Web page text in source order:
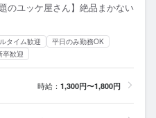
のユッケ屋さん】絶品まかない
タイム歓迎
平日のみ勤務OK
卒歓迎
時給： 1,300円〜1,800円